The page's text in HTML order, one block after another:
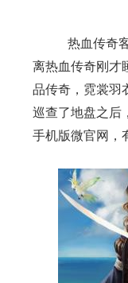
热血传奇
离热血传奇刚才
品传奇，霓裳羽
巡查了地盘之后
手机版微官网，